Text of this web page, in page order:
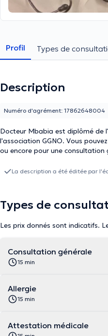
Profil Types de
Description
Docteur Mbabia est diplômé de
l'association GGNO. Vous
Numéro d'agrément: 17862648004
La description a été éditée par
Types de
Les prix donnés sont indicatifs.
Consultation générale
15 min
Allergie
15 min
Attestation médicale